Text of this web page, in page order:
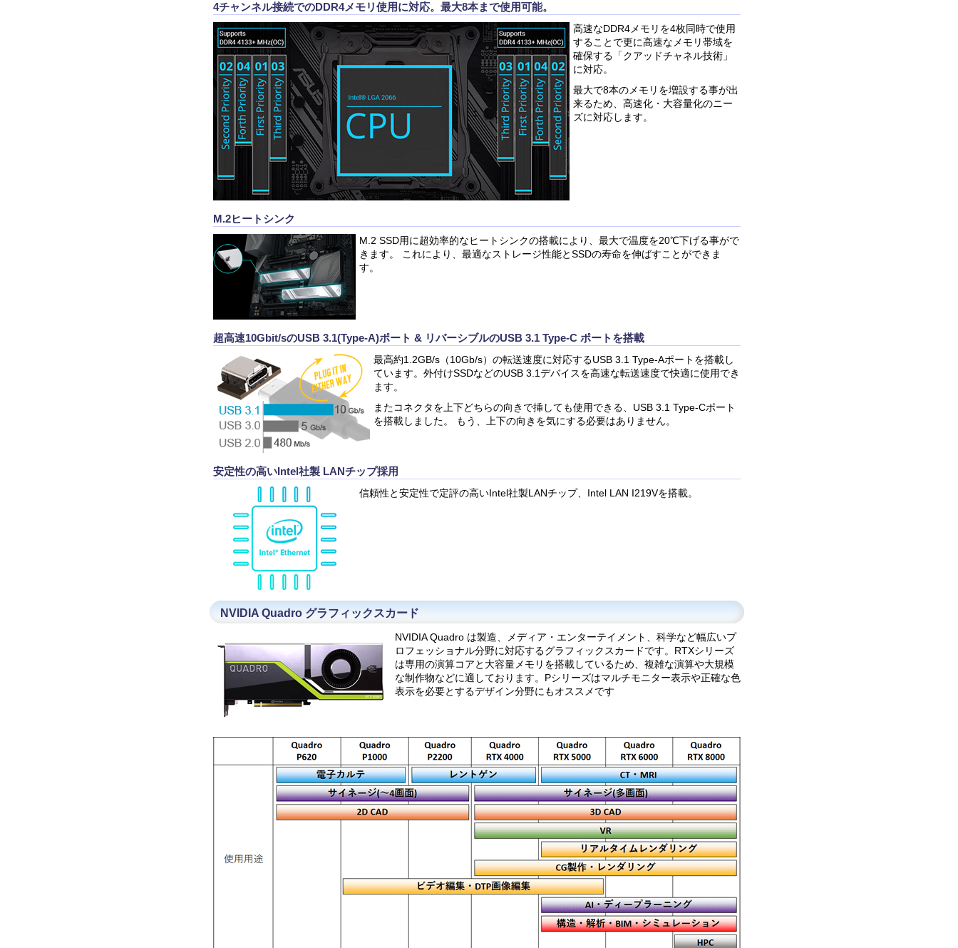
4チャンネル接続でのDDR4メモリ使用に対応。最大8本まで使用可能。
高速なDDR4メモリを4枚同時で使用
することで更に高速なメモリ帯域を
確保する「クアッドチャネル技術」
に対応。
最大で8本のメモリを増設する事が出
来るため、高速化・大容量化のニー
ズに対応します。
M.2ヒートシンク
M.2 SSD用に超効率的なヒートシンクの搭載により、最大で温度を20℃下げる事がで
きます。 これにより、最適なストレージ性能とSSDの寿命を伸ばすことができま
す。
超高速10Gbit/sのUSB 3.1(Type-A)ポート & リバーシブルのUSB 3.1 Type-C ポートを搭載
最高約1.2GB/s（10Gb/s）の転送速度に対応するUSB 3.1 Type-Aポートを搭載し
ています。外付けSSDなどのUSB 3.1デバイスを高速な転送速度で快適に使用でき
ます。
またコネクタを上下どちらの向きで挿しても使用できる、USB 3.1 Type-Cポート
を搭載しました。 もう、上下の向きを気にする必要はありません。
安定性の高いIntel社製 LANチップ採用
信頼性と安定性で定評の高いIntel社製LANチップ、Intel LAN I219Vを搭載。
NVIDIA Quadro グラフィックスカード
NVIDIA Quadro は製造、メディア・エンターテイメント、科学など幅広いプ
ロフェッショナル分野に対応するグラフィックスカードです。RTXシリーズ
は専用の演算コアと大容量メモリを搭載しているため、複雑な演算や大規模
な制作物などに適しております。Pシリーズはマルチモニター表示や正確な色
表示を必要とするデザイン分野にもオススメです